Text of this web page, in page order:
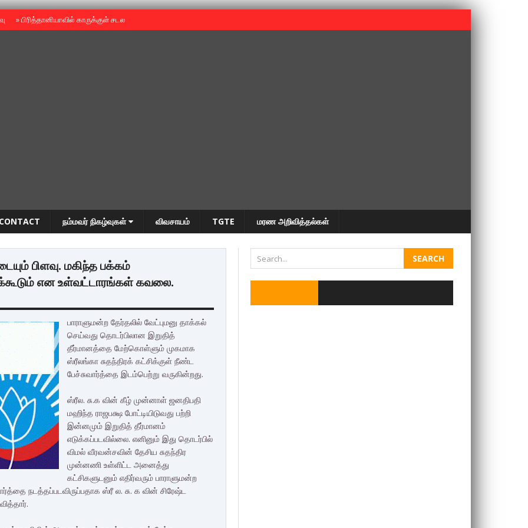
»பிரித்தானியாவில் காருக்குள் சடலம் -தமிழருடையதா ?
CONTACT நம்மவர் நிகழ்வுகள் விவசாயம் TGTE மரண அறிவித்தல்கள்
பிளவு. மகிந்த பக்கம்
என உள்வட்டாரங்கள் கவலை.
பாராளுமன்ற தேர்தலில் வேட்புமனு தாக்கல்
செய்வது தொடர்பிலான இறுதித்
தீர்மானத்தை மேற்கொள்ளும் முகமாக
ஸ்ரீலங்கா சுதந்திரக் கட்சிக்குள் நீண்ட
பேச்சுவார்த்தை இடம்பெற்று வருகின்றது.
ஸ்ரீல. சு.க வின் கீழ் முன்னாள் ஜனதிபதி
மஹிந்த ராஜபக்ஷ போட்டியிடுவது பற்றி
இன்னமும் இறுதித் தீர்மானம்
எடுக்கப்படவில்லை. எனினும் இது தொடர்பில்
விமல் வீரவன்சவின் தேசிய சுதந்திர
முன்னணி உள்ளிட்ட அனைத்து
கட்சிகளுடனும் எதிர்வரும் பாராளுமன்ற
நடத்தப்படவிருப்பதாக ஸ்ரீ ல. சு. க வின் சிரேஷ்ட